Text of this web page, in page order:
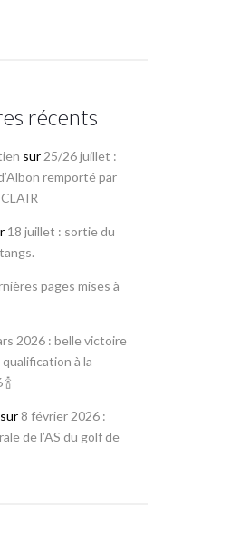
récents
sur 25/26 juillet :
remporté par
18 juillet : sortie du
pages mises à
2026 : belle victoire
à la
sur 8 février 2026 :
de l’AS du golf de